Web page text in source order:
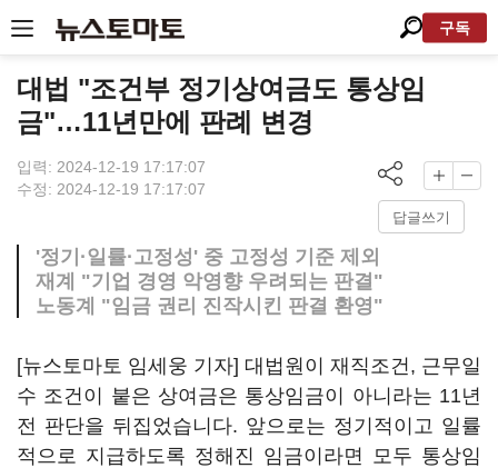
구독
대법 "조건부 정기상여금도 통상임
금"…11년만에 판례 변경
입력: 2024-12-19 17:17:07
수정: 2024-12-19 17:17:07
답글쓰기
'정기·일률·고정성' 중 고정성 기준 제외
재계 "기업 경영 악영향 우려되는 판결"
노동계 "임금 권리 진작시킨 판결 환영"
[뉴스토마토 임세웅 기자] 대법원이 재직조건, 근무일
수 조건이 붙은 상여금은 통상임금이 아니라는 11년
전 판단을 뒤집었습니다. 앞으로는 정기적이고 일률
적으로 지급하도록 정해진 임금이라면 모두 통상임